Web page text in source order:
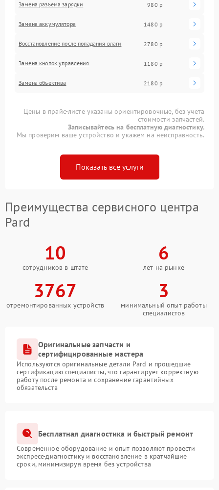
Замена разъема зарядки 980 р
Замена аккумулятора 1480 р
Восстановление после попадания влаги 2780 р
Замена кнопок управления 1180 р
Замена объектива 2180 р
Цены в прайс-листе указаны ориентировочные, без учета
стоимости запчастей.
Записывайтесь на бесплатную диагностику.
Мы проверим ваше устройство и укажем на неисправность.
Показать все услуги
Преимущества сервисного центра
Pard
10
сотрудников в штате
6
лет на рынке
3767
отремонтированных устройств
3
минимальный опыт работы
специалистов
Оригинальные запчасти и
сертифицированные мастера
Используются оригинальные детали Pard и прошедшие
сертификацию специалисты, что гарантирует корректную
работу после ремонта и сохранение гарантийных
обязательств
Бесплатная диагностика и быстрый ремонт
Современное оборудование и опыт позволяют провести
экспресс-диагностику и восстановление в кратчайшие
сроки, минимизируя время без устройства